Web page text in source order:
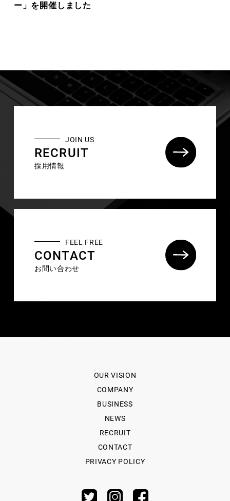
ー」を開催しました
JOIN US
RECRUIT
採用情報
FEEL FREE
CONTACT
お問い合わせ
OUR VISION
COMPANY
BUSINESS
NEWS
RECRUIT
CONTACT
PRIVACY POLICY